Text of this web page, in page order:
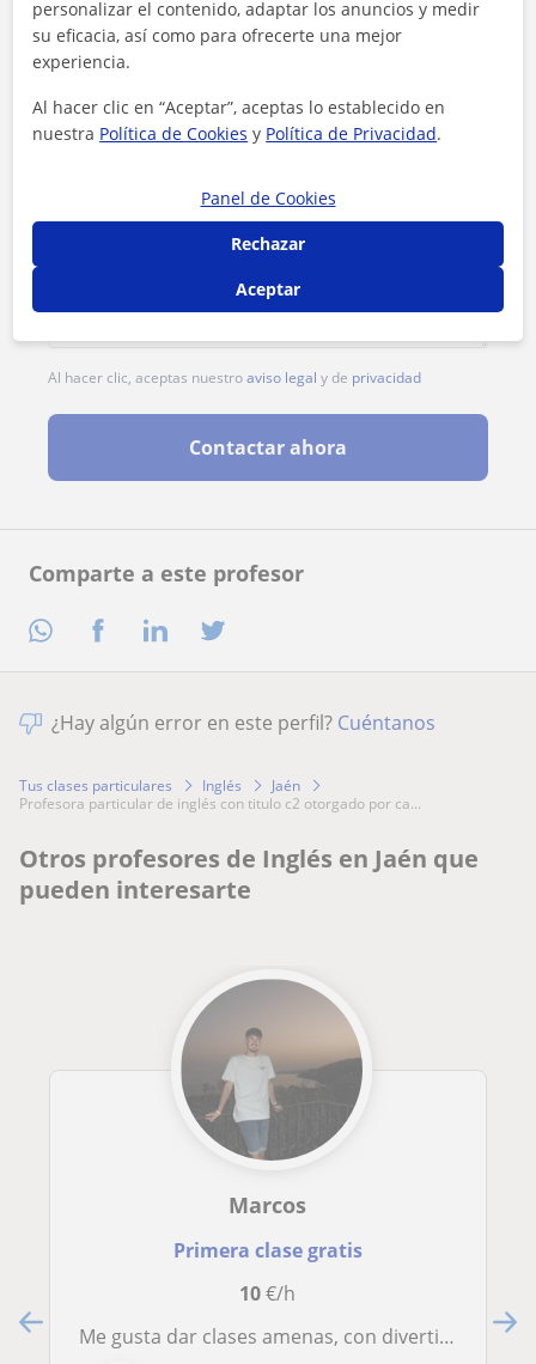
Comparte a este profesor
Al hacer clic, aceptas nuestroaviso legal y de privacidad
Contactar ahora
¿Hay algún error en este perfil? Cuéntanos
Tus clases particulares Inglés
Jaén
profesora particular de inglés con titulo c2 otorgado por ca...
Otros profesores de Inglés en Jaén que
pueden interesarte
Marcos
Primera clase gratis
10€/h
Me gusta dar clases amenas, con divertidos juegos y con metodologías activas
personalizar el contenido, adaptar los anuncios y medir
su eficacia, así como para ofrecerte una mejor
experiencia.
Al hacer clic en “Aceptar”, aceptas lo establecido en
nuestra Política de Cookies y Política de Privacidad.
Panel de Cookies
Rechazar
Aceptar